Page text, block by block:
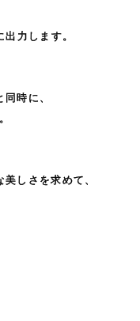
力します。
時に、
しさを求めて、